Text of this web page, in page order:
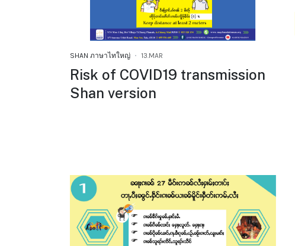
SHAN ภาษาไทใหญ่ 13.MAR
Risk of COVID19 transmission
Shan version